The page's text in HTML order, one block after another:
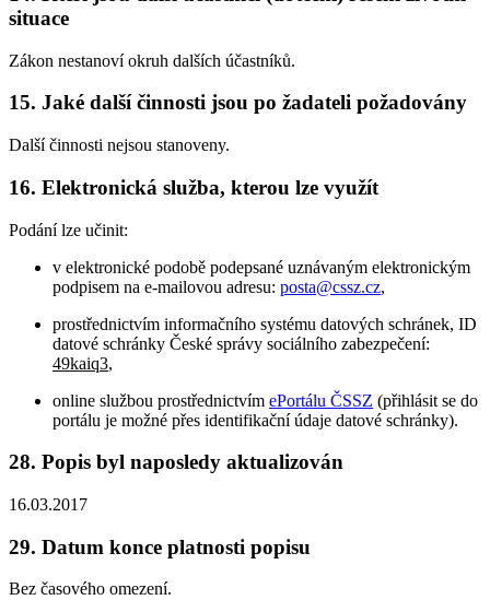
situace
Zákon nestanoví okruh dalších účastníků.
15. Jaké další činnosti jsou po žadateli požadovány
Další činnosti nejsou stanoveny.
16. Elektronická služba, kterou lze využít
Podání lze učinit:
v elektronické podobě podepsané uznávaným elektronickým
podpisem na e-mailovou adresu: posta@cssz.cz,
prostřednictvím informačního systému datových schránek, ID
datové schránky České správy sociálního zabezpečení:
49kaiq3,
online službou prostřednictvím ePortálu ČSSZ (přihlásit se do
portálu je možné přes identifikační údaje datové schránky).
28. Popis byl naposledy aktualizován
16.03.2017
29. Datum konce platnosti popisu
Bez časového omezení.